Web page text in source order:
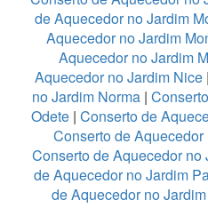
de Aquecedor no Jardim
Aquecedor no Jardim
Aquecedor no Jardim
Aquecedor no Jardim Nice |
no Jardim Norma|
Odete | Conserto de
Conserto de
Conserto de Aquecedor no
de Aquecedor no Jardim
de Aquecedor no